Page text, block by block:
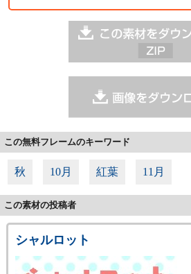
この無料フレームのキーワード
秋 10月 紅葉 11月
この素材の投稿者
シャルロット